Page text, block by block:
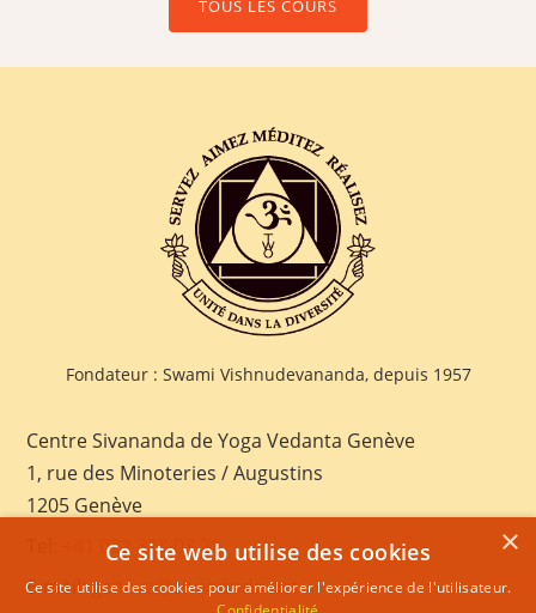
TOUS LES COURS
Fondateur : Swami Vishnudevananda, depuis 1957
Centre Sivananda de Yoga Vedanta Genève
1, rue des Minoteries / Augustins
1205 Genève
+41 022 328 03 28
E-mail:geneva@sivananda.net
×
Ce site web utilise des cookies
Ce site utilise des cookies pour améliorer l'expérience de l'utilisateur.